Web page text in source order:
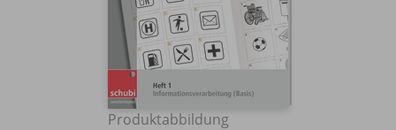
Produktabbildung